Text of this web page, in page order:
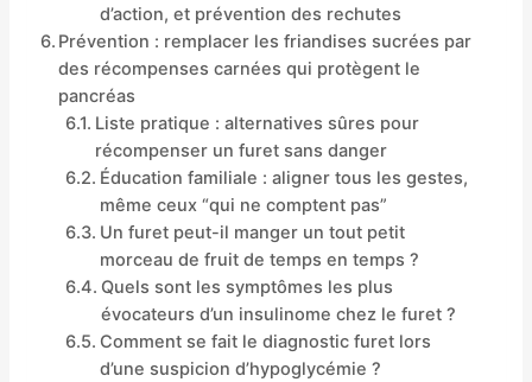
d’action, et prévention des rechutes
Prévention : remplacer les friandises sucrées par
des récompenses carnées qui protègent le
pancréas
Liste pratique : alternatives sûres pour
récompenser un furet sans danger
Éducation familiale : aligner tous les gestes,
même ceux “qui ne comptent pas”
Un furet peut-il manger un tout petit
morceau de fruit de temps en temps ?
Quels sont les symptômes les plus
évocateurs d’un insulinome chez le furet ?
Comment se fait le diagnostic furet lors
d’une suspicion d’hypoglycémie ?